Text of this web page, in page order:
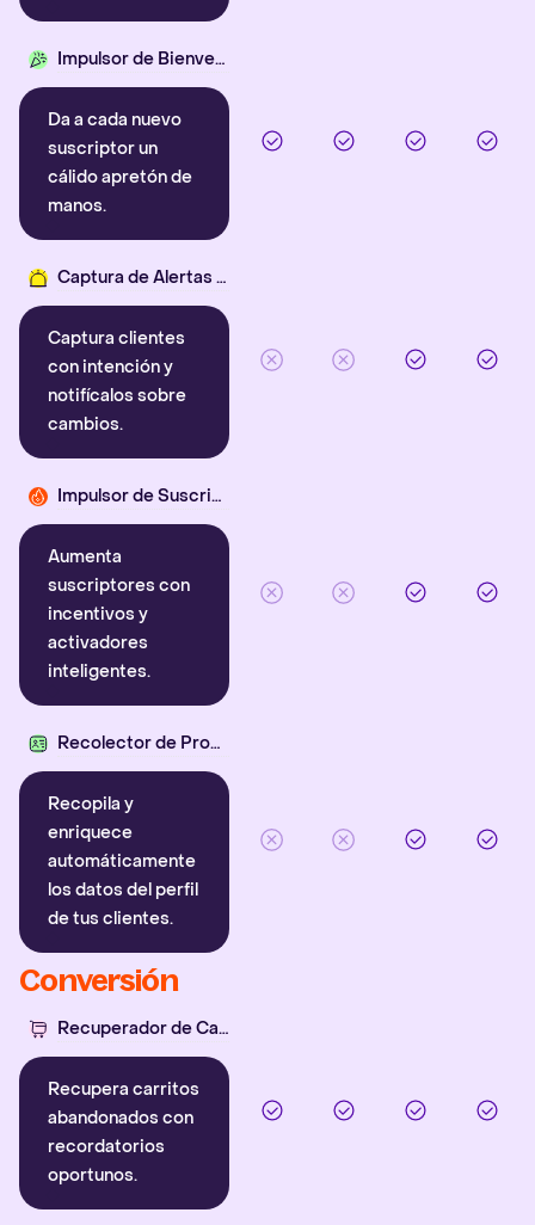
Impulsor de Bienvenida
Da a cada nuevo
suscriptor un
cálido apretón de
manos.
Captura de Alertas Inteligentes
Captura clientes
con intención y
notifícalos sobre
cambios.
Impulsor de Suscriptores
Aumenta
suscriptores con
incentivos y
activadores
inteligentes.
Recolector de Propiedades
Recopila y
enriquece
automáticamente
los datos del perfil
de tus clientes.
Conversión
Recuperador de Carritos
Recupera carritos
abandonados con
recordatorios
oportunos.